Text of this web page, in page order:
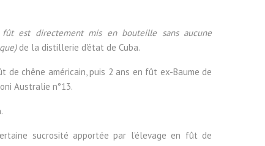
est directement mis en bouteille sans aucune
de la distillerie d'état de Cuba.
chêne américain, puis 2 ans en fût ex-Baume de
Australie n°13.
sucrosité apportée par l’élevage en fût de